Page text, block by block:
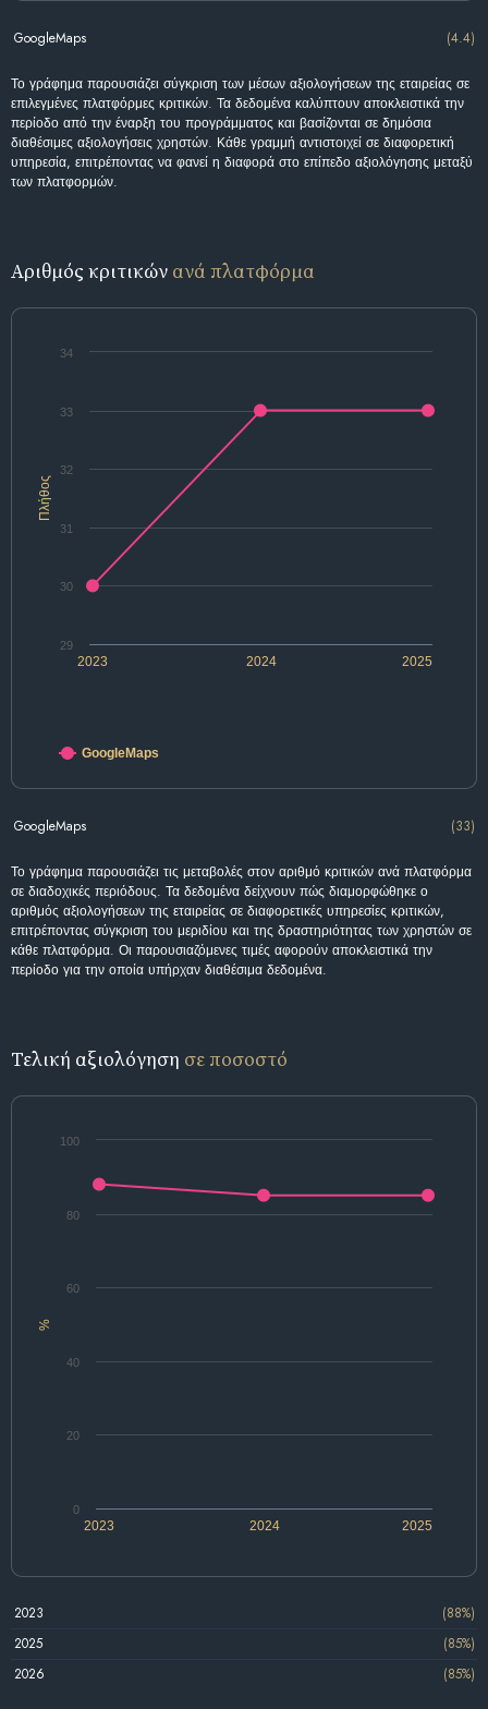
GoogleMaps (4.4)
Το γράφημα παρουσιάζει σύγκριση των μέσων αξιολογήσεων της εταιρείας σε
επιλεγμένες πλατφόρμες κριτικών. Τα δεδομένα καλύπτουν αποκλειστικά την
περίοδο από την έναρξη του προγράμματος και βασίζονται σε δημόσια
διαθέσιμες αξιολογήσεις χρηστών. Κάθε γραμμή αντιστοιχεί σε διαφορετική
υπηρεσία, επιτρέποντας να φανεί η διαφορά στο επίπεδο αξιολόγησης μεταξύ
των πλατφορμών.
Αριθμός κριτικών ανά πλατφόρμα
Πλήθος
2023 2024 2025
29
30
31
32
33
34
GoogleMaps
GoogleMaps (33)
Το γράφημα παρουσιάζει τις μεταβολές στον αριθμό κριτικών ανά πλατφόρμα
σε διαδοχικές περιόδους. Τα δεδομένα δείχνουν πώς διαμορφώθηκε ο
αριθμός αξιολογήσεων της εταιρείας σε διαφορετικές υπηρεσίες κριτικών,
επιτρέποντας σύγκριση του μεριδίου και της δραστηριότητας των χρηστών σε
κάθε πλατφόρμα. Οι παρουσιαζόμενες τιμές αφορούν αποκλειστικά την
περίοδο για την οποία υπήρχαν διαθέσιμα δεδομένα.
Τελική αξιολόγηση σε ποσοστό
%
2023 2024 2025
0
20
40
60
80
100
2023
(88%)
2025
(85%)
2026
(85%)